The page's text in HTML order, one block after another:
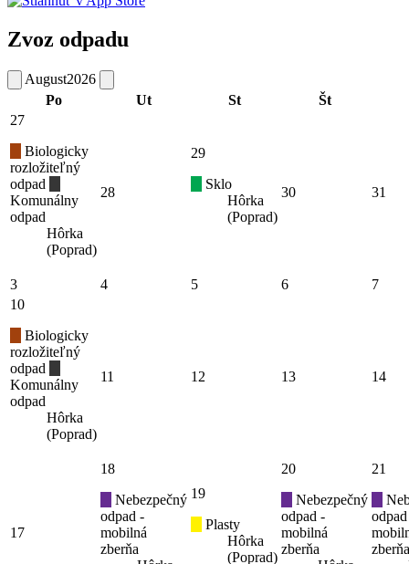
Zvoz odpadu
August2026
Po
Ut St Št
27
Biologicky
rozložiteľný
odpad
Komunálny
odpad
Hôrka
(Poprad)
28
29
Sklo
Hôrka
(Poprad)
30 31
3 4 5 6
7
10
Biologicky
rozložiteľný
odpad
Komunálny
odpad
Hôrka
(Poprad)
11 12 13 14
17
18
Nebezpečný
odpad -
mobilná
zberňa
19
Plasty
Hôrka
(Poprad)
20
Nebezpečný
odpad -
mobilná
zberňa
21
zberňa